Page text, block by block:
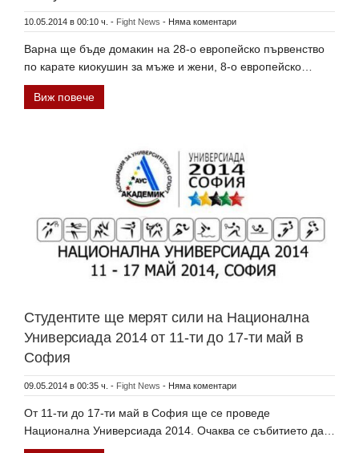
10.05.2014 в 00:10 ч. - Fight News - Няма коментари
Варна ще бъде домакин на 28-о европейско първенство
по карате киокушин за мъже и жени, 8-о европейско…
Виж повече
Студентите ще мерят сили на Национална
Универсиада 2014 от 11-ти до 17-ти май в
София
09.05.2014 в 00:35 ч. - Fight News - Няма коментари
От 11-ти до 17-ти май в София ще се проведе
Национална Универсиада 2014. Очаква се събитието да…